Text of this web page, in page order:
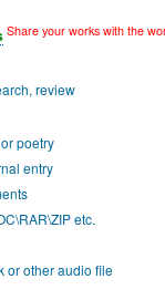
Share your works with the
review
poetry
entry
etc.
or other audio file